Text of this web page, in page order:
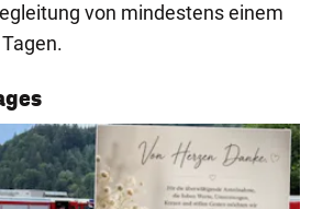
von mindestens einem